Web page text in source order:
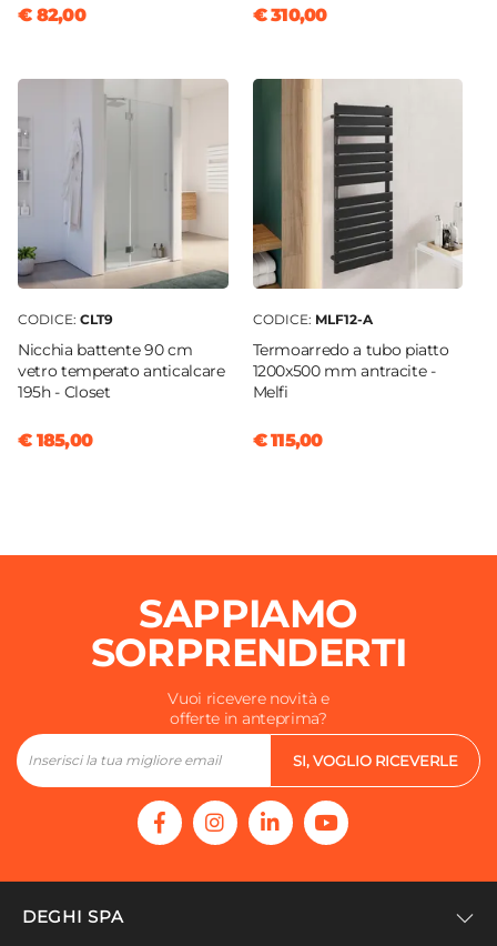
€ 82,00 € 310,00
CODICE: CLT9
Nicchia battente 90 cm
vetro temperato anticalcare
195h - Closet
€ 185,00
CODICE: MLF12-A
Termoarredo a tubo piatto
1200x500 mm antracite -
Melfi
€ 115,00
SAPPIAMO
SORPRENDERTI
Vuoi ricevere novità e
offerte in anteprima?
SI, VOGLIO RICEVERLE
DEGHI SPA